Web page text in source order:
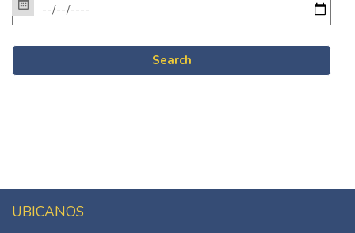
UBICANOS